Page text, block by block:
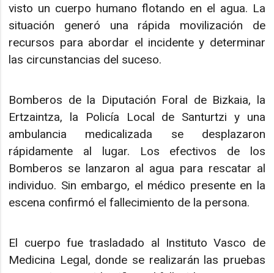
visto un cuerpo humano flotando en el agua. La
situación generó una rápida movilización de
recursos para abordar el incidente y determinar
las circunstancias del suceso.
Bomberos de la Diputación Foral de Bizkaia, la
Ertzaintza, la Policía Local de Santurtzi y una
ambulancia medicalizada se desplazaron
rápidamente al lugar. Los efectivos de los
Bomberos se lanzaron al agua para rescatar al
individuo. Sin embargo, el médico presente en la
escena confirmó el fallecimiento de la persona.
El cuerpo fue trasladado al Instituto Vasco de
Medicina Legal, donde se realizarán las pruebas